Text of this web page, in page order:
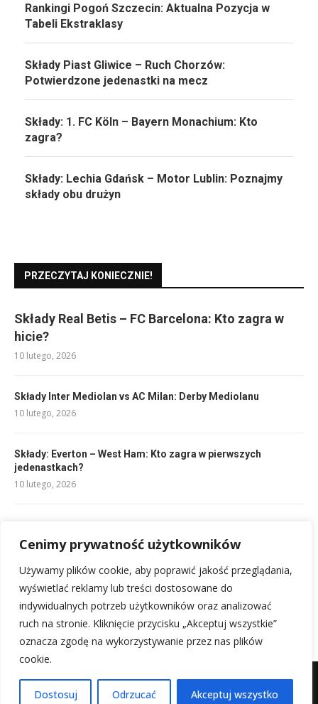
Cenimy prywatność użytkowników
Używamy plików cookie, aby poprawić jakość przeglądania,
wyświetlać reklamy lub treści dostosowane do
indywidualnych potrzeb użytkowników oraz analizować
ruch na stronie. Kliknięcie przycisku „Akceptuj wszystkie”
oznacza zgodę na wykorzystywanie przez nas plików
cookie.
Dostosuj Odrzucać Akceptuj wszystko
Rankingi Pogoń Szczecin: Aktualna Pozycja w
Tabeli Ekstraklasy
Składy Piast Gliwice – Ruch Chorzów:
Potwierdzone jedenastki na mecz
Składy: 1. FC Köln – Bayern Monachium: Kto
zagra?
Składy: Lechia Gdańsk – Motor Lublin: Poznajmy
składy obu drużyn
PRZECZYTAJ KONIECZNIE!
Składy Real Betis – FC Barcelona: Kto zagra w
hicie?
10 lutego, 2026
Składy Inter Mediolan vs AC Milan: Derby Mediolanu
10 lutego, 2026
Składy: Everton – West Ham: Kto zagra w pierwszych
jedenastkach?
10 lutego, 2026
10 lutego, 2026
Rankingi Ekstraligi Kobiet: Aktualna Tabela i Pozycje Drużyn
10 lutego, 2026
Mapa witryny Kontakt z nami